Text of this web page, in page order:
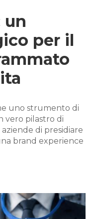
un
per il
uno strumento di
vero pilastro di
di presidiare
brand experience